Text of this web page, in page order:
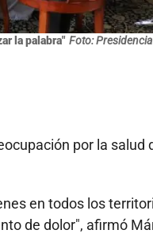
la palabra" Foto:
por la salud
en todos los
de dolor", afirmó